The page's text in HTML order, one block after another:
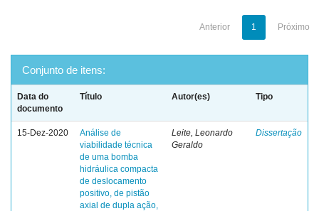
Anterior 1 Próximo
Conjunto de itens:
Data do
documento
Título Autor(es) Tipo
15-Dez-2020
Análise de
viabilidade técnica
de uma bomba
hidráulica compacta
de deslocamento
positivo, de pistão
axial de dupla ação,
Leite, Leonardo
Geraldo
Dissertação